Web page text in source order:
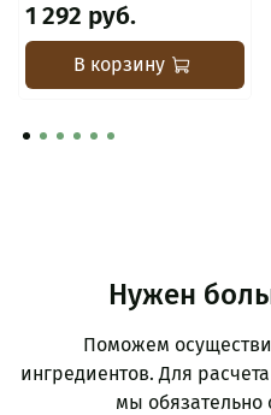
1 292 руб.
В корзину
Нужен
Поможем
ингредиентов. Для
мы